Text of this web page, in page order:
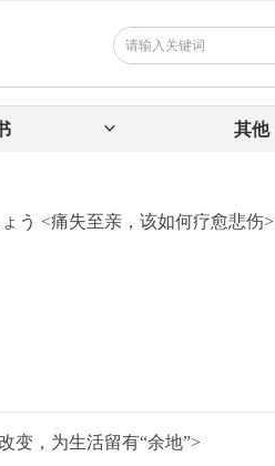
う <痛失至亲，该如何疗愈悲伤>
变，为生活留有“余地”>
ꀁ 其他